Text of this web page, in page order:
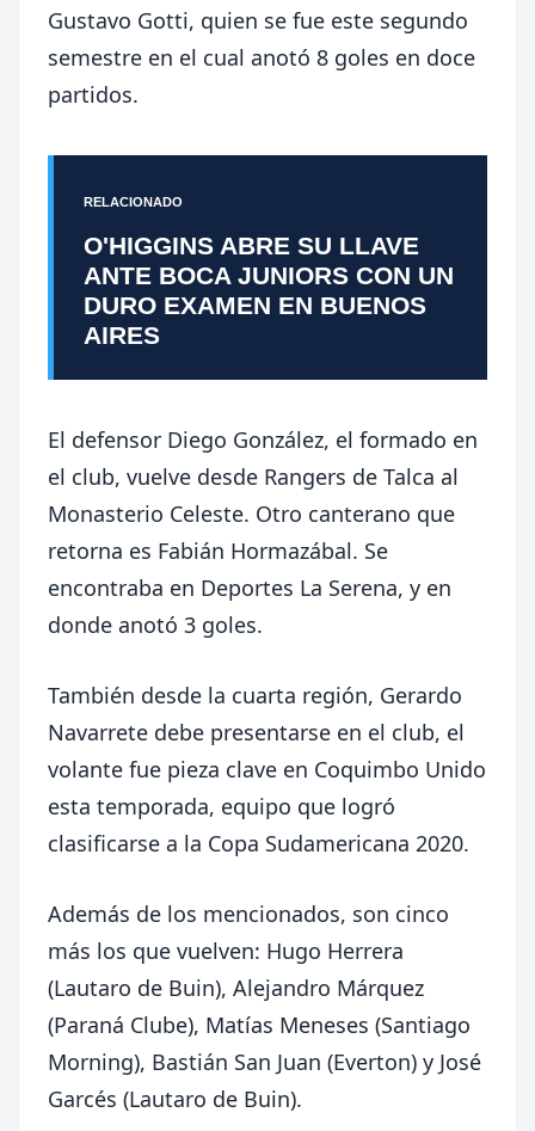
Gustavo Gotti, quien se fue este segundo
semestre en el cual anotó 8 goles en doce
partidos.
RELACIONADO
O'HIGGINS ABRE SU LLAVE
ANTE BOCA JUNIORS CON UN
DURO EXAMEN EN BUENOS
AIRES
El defensor Diego González, el formado en
el club, vuelve desde Rangers de Talca al
Monasterio Celeste. Otro canterano que
retorna es Fabián Hormazábal. Se
encontraba en Deportes La Serena, y en
donde anotó 3 goles.
También desde la cuarta región, Gerardo
Navarrete debe presentarse en el club, el
volante fue pieza clave en Coquimbo Unido
esta temporada, equipo que logró
clasificarse a la Copa Sudamericana 2020.
Además de los mencionados, son cinco
más los que vuelven: Hugo Herrera
(Lautaro de Buin), Alejandro Márquez
(Paraná Clube), Matías Meneses (Santiago
Morning), Bastián San Juan (Everton) y José
Garcés (Lautaro de Buin).